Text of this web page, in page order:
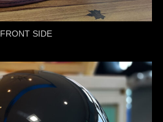
FRONT SIDE